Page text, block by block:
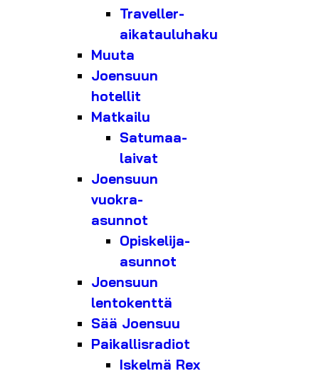
Traveller-
aikatauluhaku
Muuta
Joensuun
hotellit
Matkailu
Satumaa-
laivat
Joensuun
vuokra-
asunnot
Opiskelija-
asunnot
Joensuun
lentokenttä
Sää Joensuu
Paikallisradiot
Iskelmä Rex